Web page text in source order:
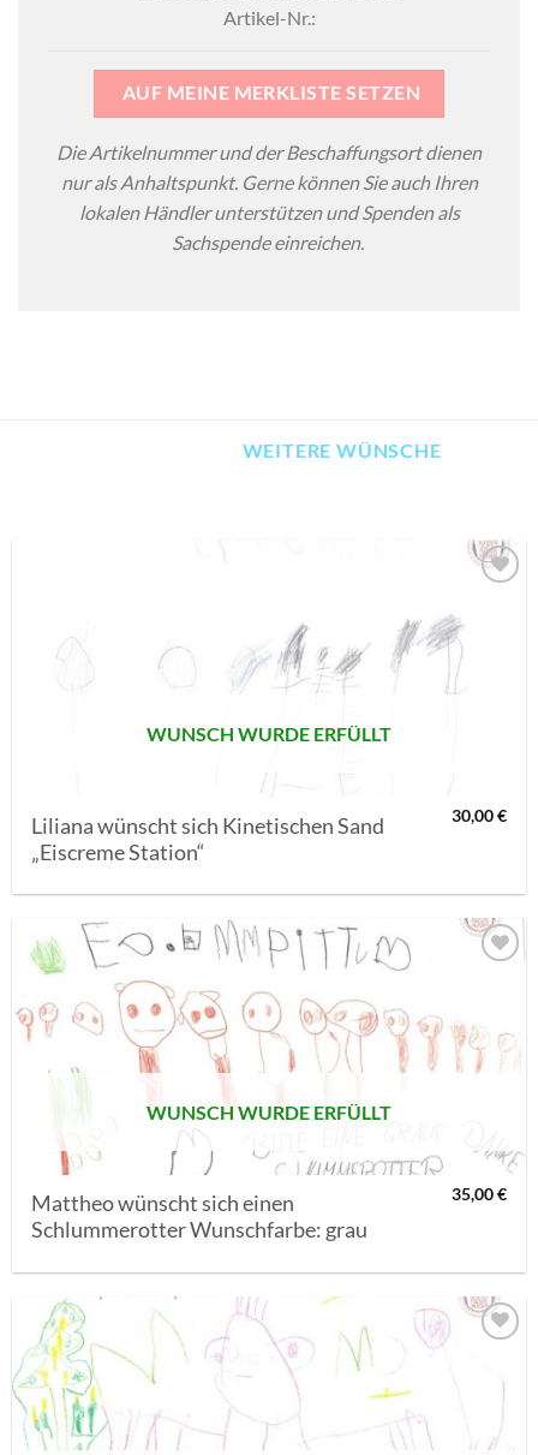
Artikel-Nr.:
AUF MEINE MERKLISTE SETZEN
Die Artikelnummer und der Beschaffungsort dienen
nur als Anhaltspunkt. Gerne können Sie auch Ihren
lokalen Händler unterstützen und Spenden als
Sachspende einreichen.
WEITERE WÜNSCHE
MERKLISTE
SETZEN
WUNSCH WURDE ERFÜLLT
Liliana wünscht sich Kinetischen Sand
„Eiscreme Station“
30,00€
SETZEN
WUNSCH WURDE ERFÜLLT
Mattheo wünscht sich einen
Schlummerotter Wunschfarbe: grau
35,00€